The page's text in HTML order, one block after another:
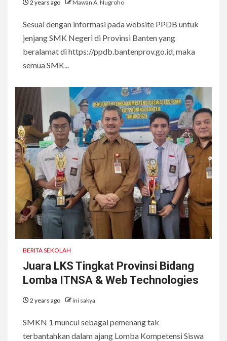
2 years ago Mawan A. Nugroho
Sesuai dengan informasi pada website PPDB untuk
jenjang SMK Negeri di Provinsi Banten yang
beralamat di https://ppdb.bantenprov.go.id, maka
semua SMK...
BERITA SEKOLAH
Juara LKS Tingkat Provinsi Bidang
Lomba ITNSA & Web Technologies
2 years ago ini sakya
SMKN 1 muncul sebagai pemenang tak
terbantahkan dalam ajang Lomba Kompetensi Siswa